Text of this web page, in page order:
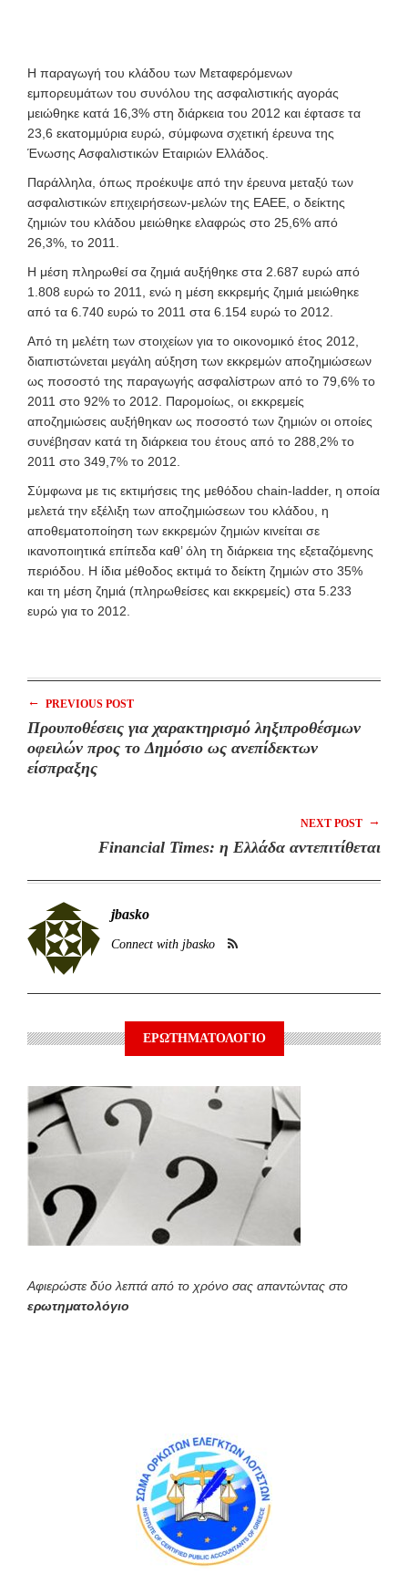
Η παραγωγή του κλάδου των Μεταφερόμενων
εμπορευμάτων του συνόλου της ασφαλιστικής αγοράς
μειώθηκε κατά 16,3% στη διάρκεια του 2012 και έφτασε τα
23,6 εκατομμύρια ευρώ, σύμφωνα σχετική έρευνα της
Ένωσης Ασφαλιστικών Εταιριών Ελλάδος.
Παράλληλα, όπως προέκυψε από την έρευνα μεταξύ των
ασφαλιστικών επιχειρήσεων-μελών της ΕΑΕΕ, ο δείκτης
ζημιών του κλάδου μειώθηκε ελαφρώς στο 25,6% από
26,3%, το 2011.
Η μέση πληρωθεί σα ζημιά αυξήθηκε στα 2.687 ευρώ από
1.808 ευρώ το 2011, ενώ η μέση εκκρεμής ζημιά μειώθηκε
από τα 6.740 ευρώ το 2011 στα 6.154 ευρώ το 2012.
Από τη μελέτη των στοιχείων για το οικονομικό έτος 2012,
διαπιστώνεται μεγάλη αύξηση των εκκρεμών αποζημιώσεων
ως ποσοστό της παραγωγής ασφαλίστρων από το 79,6% το
2011 στο 92% το 2012. Παρομοίως, οι εκκρεμείς
αποζημιώσεις αυξήθηκαν ως ποσοστό των ζημιών οι οποίες
συνέβησαν κατά τη διάρκεια του έτους από το 288,2% το
2011 στο 349,7% το 2012.
Σύμφωνα με τις εκτιμήσεις της μεθόδου chain-ladder, η οποία
μελετά την εξέλιξη των αποζημιώσεων του κλάδου, η
αποθεματοποίηση των εκκρεμών ζημιών κινείται σε
ικανοποιητικά επίπεδα καθ’ όλη τη διάρκεια της εξεταζόμενης
περιόδου. Η ίδια μέθοδος εκτιμά το δείκτη ζημιών στο 35%
και τη μέση ζημιά (πληρωθείσες και εκκρεμείς) στα 5.233
ευρώ για το 2012.
← PREVIOUS POST
Προυποθέσεις για χαρακτηρισμό ληξιπροθέσμων
οφειλών προς το Δημόσιο ως ανεπίδεκτων
είσπραξης
NEXT POST →
Financial Times: η Ελλάδα αντεπιτίθεται
jbasko
Connect with jbasko
ΕΡΩΤΗΜΑΤΟΛΟΓΙΟ
Αφιερώστε δύο λεπτά από το χρόνο σας απαντώντας στο
ερωτηματολόγιο